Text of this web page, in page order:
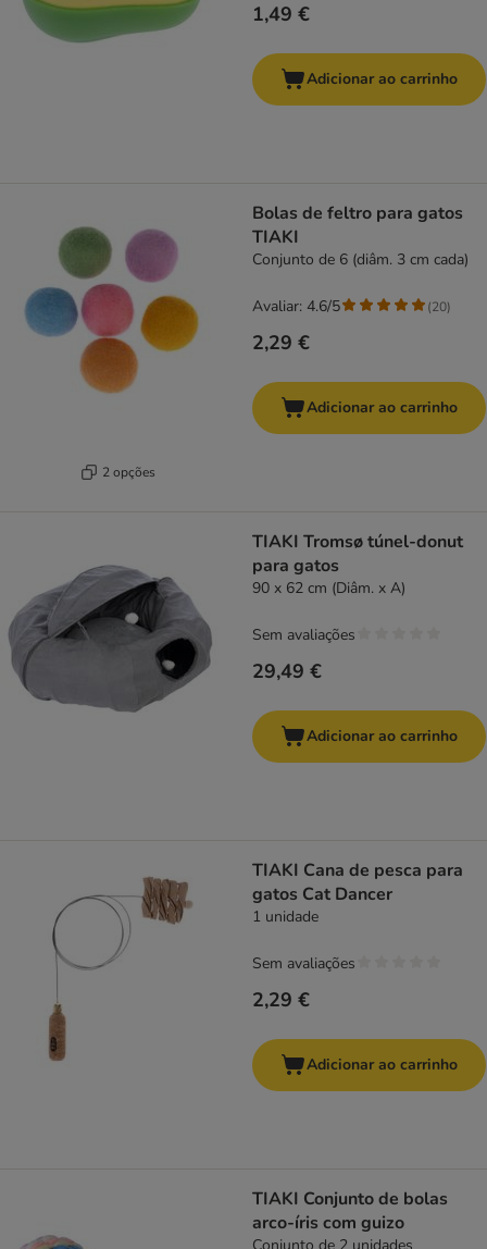
1,49 €
Adicionar ao carrinho
2 opções
Bolas de feltro para gatos
TIAKI
Conjunto de 6 (diâm. 3 cm cada)
2,29 €
Avaliar: 4.6/5 (20)
Adicionar ao carrinho
TIAKI Tromsø túnel-donut
para gatos
90 x 62 cm (Diâm. x A)
29,49 €
Sem avaliações
Adicionar ao carrinho
TIAKI Cana de pesca para
gatos Cat Dancer
1 unidade
2,29 €
Sem avaliações
Adicionar ao carrinho
TIAKI Conjunto de bolas
arco-íris com guizo